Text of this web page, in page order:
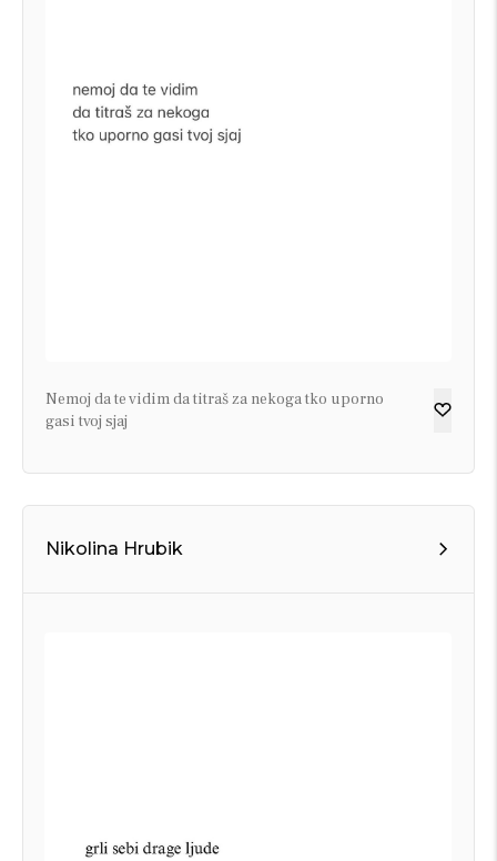
Nemoj da te vidim da titraš za nekoga tko uporno
gasi tvoj sjaj
Nikolina Hrubik